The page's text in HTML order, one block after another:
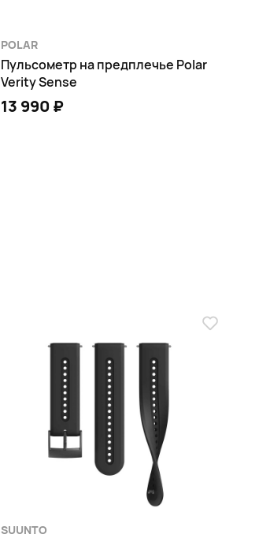
POLAR
Пульсометр на предплечье Polar
Verity Sense
13 990 ₽
SUUNTO